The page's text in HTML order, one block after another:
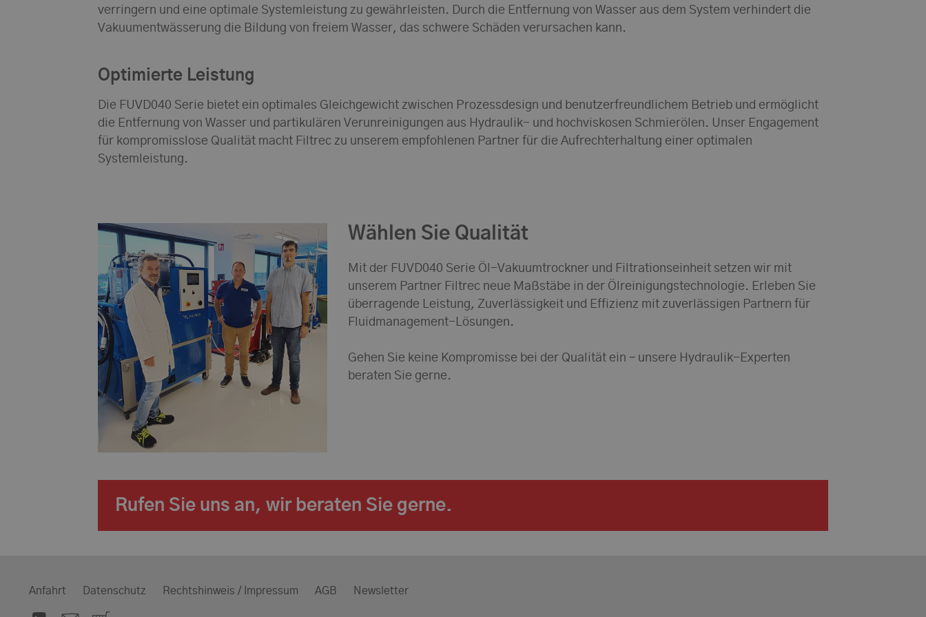
verringern und eine optimale Systemleistung zu gewährleisten. Durch die Entfernung von Wasser aus dem System verhindert die
Vakuumentwässerung die Bildung von freiem Wasser, das schwere Schäden verursachen kann.
Optimierte Leistung
Die FUVD040 Serie bietet ein optimales Gleichgewicht zwischen Prozessdesign und benutzerfreundlichem Betrieb und ermöglicht
die Entfernung von Wasser und partikulären Verunreinigungen aus Hydraulik- und hochviskosen Schmierölen. Unser Engagement
für kompromisslose Qualität macht Filtrec zu unserem empfohlenen Partner für die Aufrechterhaltung einer optimalen
Systemleistung.
Wählen Sie Qualität
Mit der FUVD040 Serie Öl-Vakuumtrockner und Filtrationseinheit setzen wir mit
unserem Partner Filtrec neue Maßstäbe in der Ölreinigungstechnologie. Erleben Sie
überragende Leistung, Zuverlässigkeit und Effizienz mit zuverlässigen Partnern für
Fluidmanagement-Lösungen.
Gehen Sie keine Kompromisse bei der Qualität ein – unsere Hydraulik-Experten
beraten Sie gerne.
Rufen Sie uns an, wir beraten Sie gerne.
Anfahrt Datenschutz Rechtshinweis / Impressum AGB Newsletter